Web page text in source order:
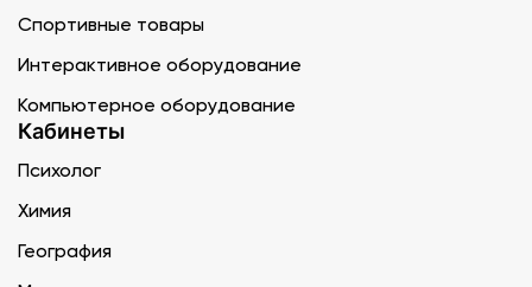
Спортивные товары
Интерактивное оборудование
Компьютерное оборудование
Кабинеты
Психолог
Химия
География